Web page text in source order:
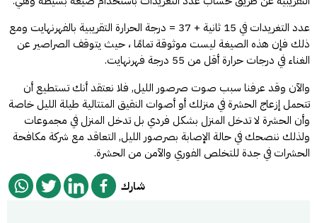
عدد التغريدات في 15 ثانية + 37 = درجة الحرارة التقريبية بالفهرنهايت ومع
ذلك فإن هذه الصيغة ليست موثوقة تمامًا ، حيث يتوقف الصراصير عن
الغناء في درجات حرارة أقل من 55 درجة فهرنهايت.
والآن وقد عرفنا سبب صوت صرصور الليل, فلا نعتقد أنك تستطيع أن
تتحمل إزعاج الحشرة في منزلك أو أصوات النقيق المتتالية طيلة الليل خاصة
وأن الحشرة لا تدخل المنزل بشكل فردي بل تدخل المنزل في مجموعات
ولذلك ننصحك في حالة الإصابة بصرصور الليل, التعاقد مع شركة مكافحة
الحشرات في جدة للتخلص الفوري والآمن من الحشرة.
شارك